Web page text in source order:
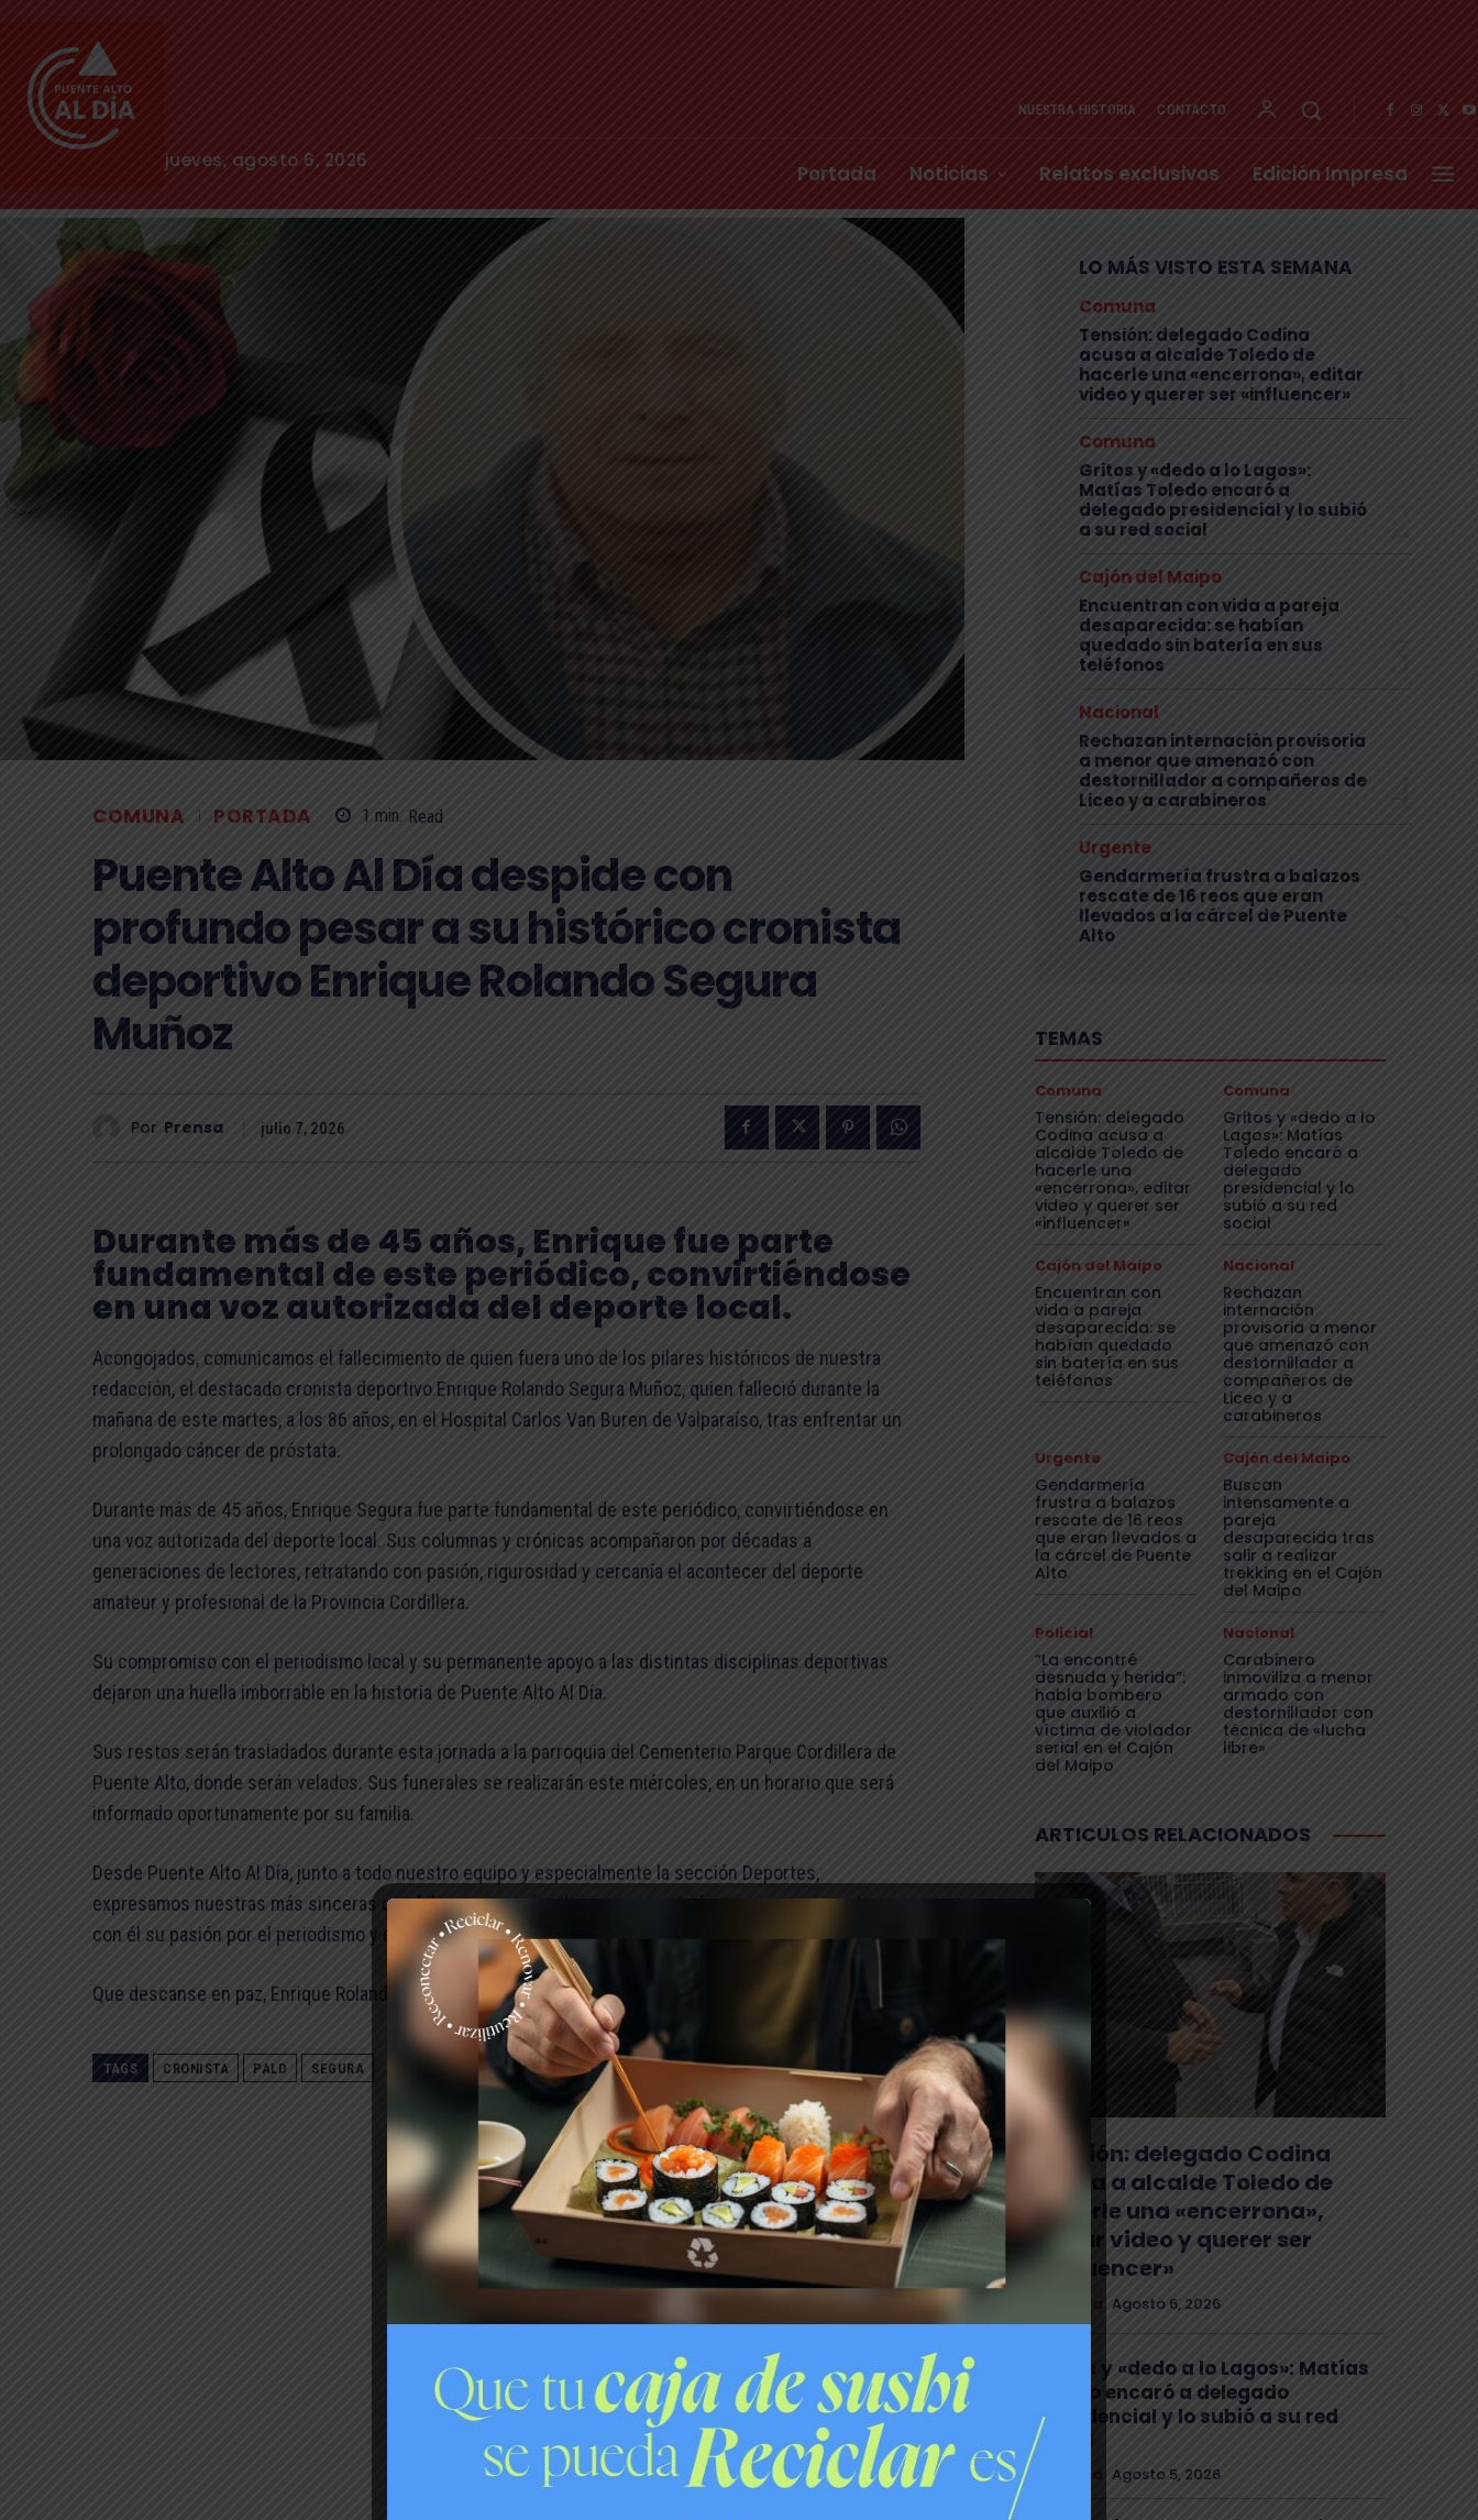
jueves, agosto 6, 2026
NUESTRA HISTORIA CONTACTO
Portada Noticias Relatos exclusivos Edición Impresa
COMUNA PORTADA 1 min. Read
Puente Alto Al Día despide con
profundo pesar a su histórico cronista
deportivo Enrique Rolando Segura
Muñoz
Por Prensa julio 7, 2026
Durante más de 45 años, Enrique fue parte
fundamental de este periódico, convirtiéndose
en una voz autorizada del deporte local.
Acongojados, comunicamos el fallecimiento de quien fuera uno de los pilares históricos de nuestra
redacción, el destacado cronista deportivo Enrique Rolando Segura Muñoz, quien falleció durante la
mañana de este martes, a los 86 años, en el Hospital Carlos Van Buren de Valparaíso, tras enfrentar un
prolongado cáncer de próstata.
Durante más de 45 años, Enrique Segura fue parte fundamental de este periódico, convirtiéndose en
una voz autorizada del deporte local. Sus columnas y crónicas acompañaron por décadas a
generaciones de lectores, retratando con pasión, rigurosidad y cercanía el acontecer del deporte
amateur y profesional de la Provincia Cordillera.
Su compromiso con el periodismo local y su permanente apoyo a las distintas disciplinas deportivas
dejaron una huella imborrable en la historia de Puente Alto Al Día.
Sus restos serán trasladados durante esta jornada a la parroquia del Cementerio Parque Cordillera de
Puente Alto, donde serán velados. Sus funerales se realizarán este miércoles, en un horario que será
informado oportunamente por su familia.
Desde Puente Alto Al Día, junto a todo nuestro equipo y especialmente la sección Deportes,
expresamos nuestras más sinceras condolencias a su familia, amigos y a todos quienes compartieron
con él su pasión por el periodismo y el deporte.
Que descanse en paz, Enrique Rolando Segura Muñoz (1940-2026).
TAGS CRONISTA PALD SEGURA
LO MÁS VISTO ESTA SEMANA
Comuna
Tensión: delegado Codina
acusa a alcalde Toledo de
hacerle una «encerrona», editar
video y querer ser «influencer»
Comuna
Gritos y «dedo a lo Lagos»:
Matías Toledo encaró a
delegado presidencial y lo subió
a su red social
Cajón del Maipo
Encuentran con vida a pareja
desaparecida: se habían
quedado sin batería en sus
teléfonos
Nacional
Rechazan internación provisoria
a menor que amenazó con
destornillador a compañeros de
Liceo y a carabineros
Urgente
Gendarmería frustra a balazos
rescate de 16 reos que eran
llevados a la cárcel de Puente
Alto
TEMAS
Comuna
Tensión: delegado
Codina acusa a
alcalde Toledo de
hacerle una
«encerrona», editar
video y querer ser
«influencer»
Comuna
Gritos y «dedo a lo
Lagos»: Matías
Toledo encaró a
delegado
presidencial y lo
subió a su red
social
Cajón del Maipo
Encuentran con
vida a pareja
desaparecida: se
habían quedado
sin batería en sus
teléfonos
Nacional
Rechazan
internación
provisoria a menor
que amenazó con
destornillador a
compañeros de
Liceo y a
carabineros
Urgente
Gendarmería
frustra a balazos
rescate de 16 reos
que eran llevados a
la cárcel de Puente
Alto
Cajón del Maipo
Buscan
intensamente a
pareja
desaparecida tras
salir a realizar
trekking en el Cajón
del Maipo
Policial
“La encontré
desnuda y herida”:
habla bombero
que auxilió a
víctima de violador
serial en el Cajón
del Maipo
Nacional
Carabinero
inmoviliza a menor
armado con
destornillador con
técnica de «lucha
libre»
ARTICULOS RELACIONADOS
Tensión: delegado Codina
acusa a alcalde Toledo de
hacerle una «encerrona»,
editar video y querer ser
«influencer»
Agosto 6, 2026
Gritos y «dedo a lo Lagos»: Matías
Toledo encaró a delegado
presidencial y lo subió a su red
social
Agosto 5, 2026